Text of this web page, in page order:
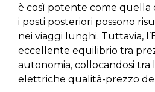
è così potente come quella
i posti posteriori possono
nei viaggi lunghi. Tuttavia,
eccellente equilibrio tra
autonomia, collocandosi tra
elettriche qualità-prezzo del